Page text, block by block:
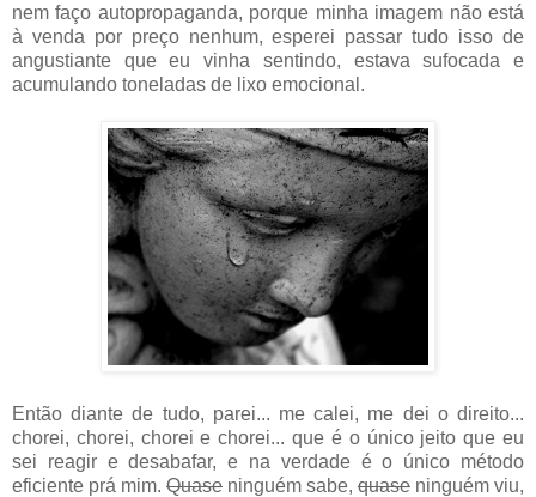
nem faço autopropaganda, porque minha imagem não está
à venda por preço nenhum, esperei passar tudo isso de
angustiante que eu vinha sentindo, estava sufocada e
acumulando toneladas de lixo emocional.
Então diante de tudo, parei... me calei, me dei o direito...
chorei, chorei, chorei e chorei... que é o único jeito que eu
sei reagir e desabafar, e na verdade é o único método
eficiente prá mim. Quase ninguém sabe, quase ninguém viu,